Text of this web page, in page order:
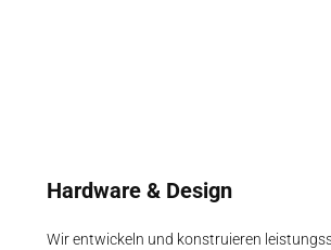
Hardware & Design
Wir entwickeln und konstruieren